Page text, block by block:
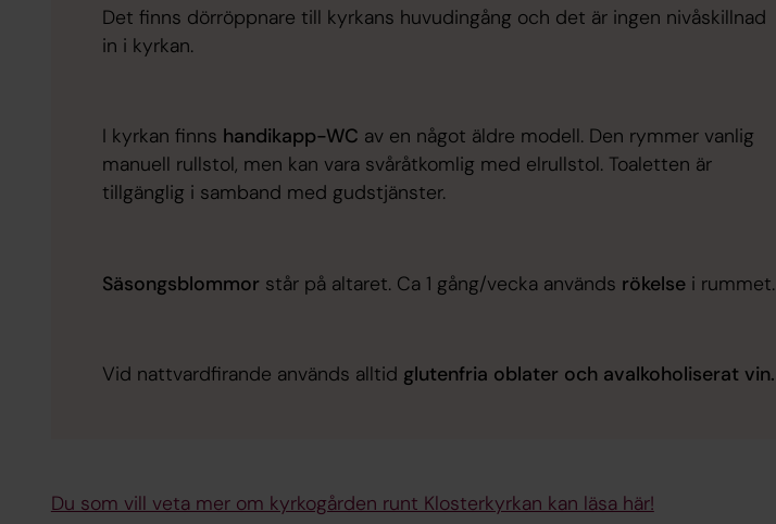
Det finns dörröppnare till kyrkans huvudingång och det är ingen nivåskillnad
in i kyrkan.
I kyrkan finns handikapp-WC av en något äldre modell. Den rymmer vanlig
manuell rullstol, men kan vara svåråtkomlig med elrullstol. Toaletten är
tillgänglig i samband med gudstjänster.
Säsongsblommor står på altaret. Ca 1 gång/vecka används rökelsei rummet.
Vid nattvardfirande används alltid glutenfria oblater och avalkoholiserat vin.
Du som vill veta mer om kyrkogården runt Klosterkyrkan kan läsa här!